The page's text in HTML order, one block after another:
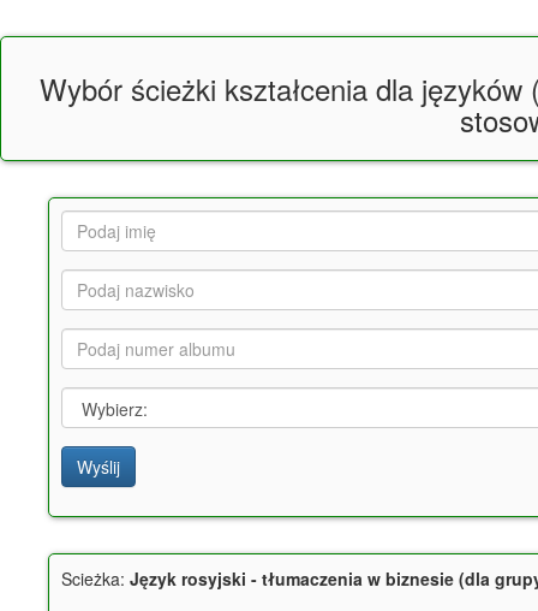
Wybór ścieżki kształcenia dla
Imię
Nazwisko
Numer
albumu
Nazwisko
Wyślij
Scieżka: Język rosyjski - tłumaczenia w biznesie (dla